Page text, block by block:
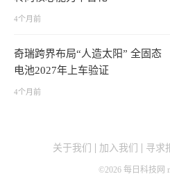
4个月前
奇瑞跨界布局“人造太阳” 全固态
电池2027年上车验证
4个月前
关于我们 加入我们 寻求
©2026 每日科技网